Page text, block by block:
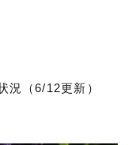
（6/12更新）